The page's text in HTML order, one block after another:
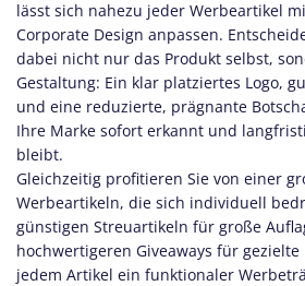
lässt sich nahezu jeder Werbeartikel
Corporate Design anpassen.
dabei nicht nur das Produkt selbst,
Gestaltung: Ein klar platziertes Logo,
und eine reduzierte, prägnante
Ihre Marke sofort erkannt und
bleibt.
Gleichzeitig profitieren Sie von einer
Werbeartikeln, die sich individuell
günstigen Streuartikeln für große
hochwertigeren Giveaways für gezielte
jedem Artikel ein funktionaler